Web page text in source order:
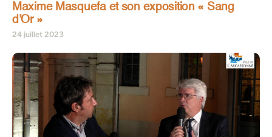
Maxime Masquefa et son exposition « Sang
d’Or »
24 juillet 2023